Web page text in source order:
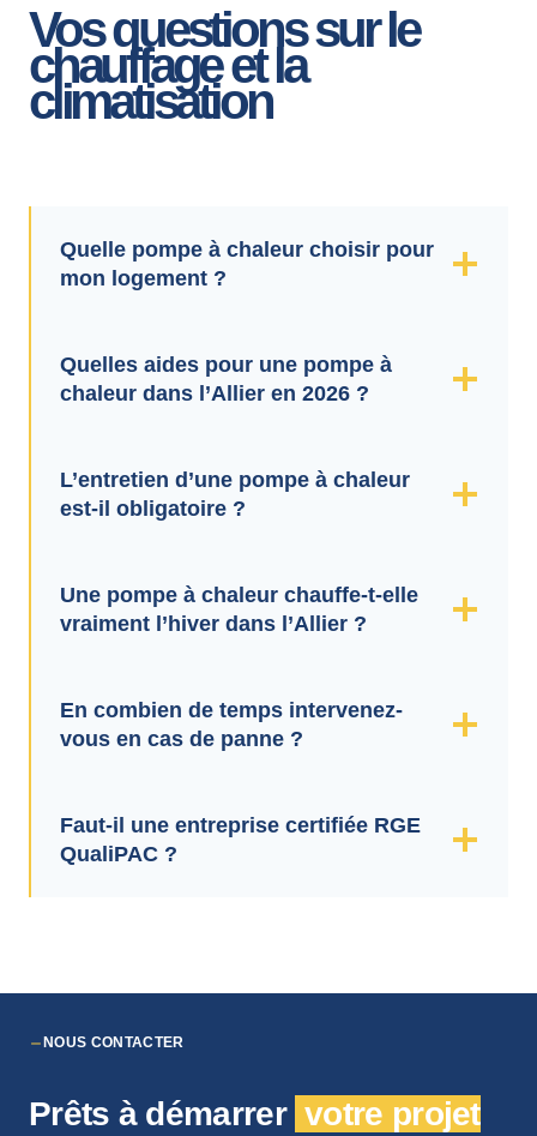
Vos questions sur le
chauffage et la
climatisation
Quelle pompe à chaleur choisir pour
mon logement ?
Quelles aides pour une pompe à
chaleur dans l’Allier en 2026 ?
L’entretien d’une pompe à chaleur
est-il obligatoire ?
Une pompe à chaleur chauffe-t-elle
vraiment l’hiver dans l’Allier ?
En combien de temps intervenez-
vous en cas de panne ?
Faut-il une entreprise certifiée RGE
QualiPAC ?
NOUS CONTACTER
Prêts à démarrer votre projet